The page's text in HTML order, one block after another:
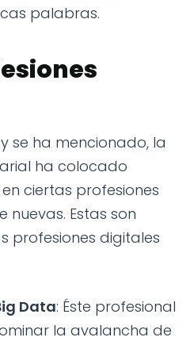
palabras.
se ha mencionado, la
ha colocado
ciertas profesiones
nuevas. Estas son
profesiones digitales
Data: Éste profesional
la avalancha de